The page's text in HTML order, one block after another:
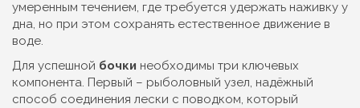
умеренным течением, где требуется удержать наживку у
дна, но при этом сохранять естественное движение в
воде.
Для успешной бочки необходимы три ключевых
компонента. Первый – рыболовный узел, надёжный
способ соединения лески с поводком, который